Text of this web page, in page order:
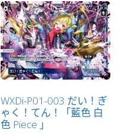
WXDi-P01-003 だい！ぎ
ゃく！てん！「藍色 白
色 Piece 」